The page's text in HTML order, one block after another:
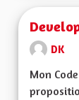
DK
Mon